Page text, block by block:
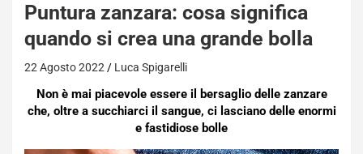
Puntura zanzara: cosa significa
quando si crea una grande bolla
22 Agosto 2022 Luca Spigarelli
Non è mai piacevole essere il bersaglio delle zanzare
che, oltre a succhiarci il sangue, ci lasciano delle enormi
e fastidiose bolle